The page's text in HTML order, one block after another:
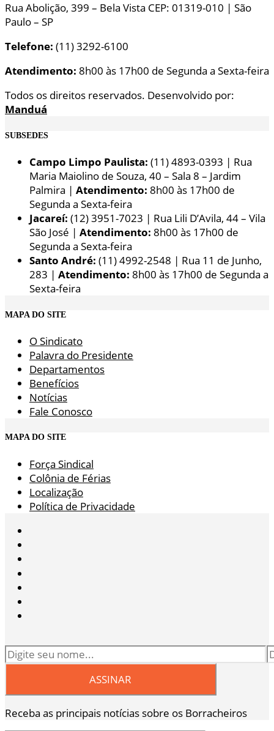
Rua Abolição, 399 – Bela Vista CEP: 01319-010 | São
Paulo – SP
Telefone: (11) 3292-6100
Atendimento: 8h00 às 17h00 de Segunda a Sexta-feira
Todos os direitos reservados. Desenvolvido por:
Manduá
SUBSEDES
Campo Limpo Paulista: (11) 4893-0393 | Rua
Maria Maiolino de Souza, 40 – Sala 8 – Jardim
Palmira | Atendimento: 8h00 às 17h00 de
Segunda a Sexta-feira
Jacareí: (12) 3951-7023 | Rua Lili D’Avila, 44 – Vila
São José | Atendimento: 8h00 às 17h00 de
Segunda a Sexta-feira
Santo André: (11) 4992-2548 | Rua 11 de Junho,
283 | Atendimento: 8h00 às 17h00 de Segunda a
Sexta-feira
MAPA DO SITE
O Sindicato
Palavra do Presidente
Departamentos
Benefícios
Notícias
Fale Conosco
MAPA DO SITE
Força Sindical
Colônia de Férias
Localização
Política de Privacidade
Receba as principais notícias sobre os Borracheiros